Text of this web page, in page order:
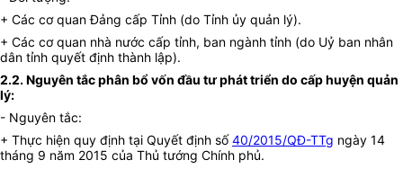
+ Các cơ quan Đảng cấp Tỉnh (do Tỉnh ủy quản lý).
+ Các cơ quan nhà nước cấp tỉnh, ban ngành tỉnh (do Uỷ ban nhân
dân tỉnh quyết định thành lập).
2.2. Nguyên tắc phân bổ vốn đầu tư phát triển do cấp huyện quản
lý:
- Nguyên tắc:
+ Thực hiện quy định tại Quyết định số40/2015/QĐ-TTg ngày 14
tháng 9 năm 2015 của Thủ tướng Chính phủ.